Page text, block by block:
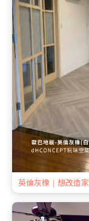
英倫灰橡｜想改造